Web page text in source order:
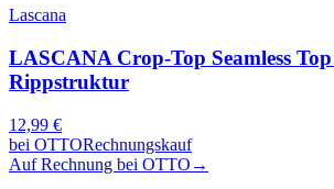
Lascana
LASCANA Crop-Top Seamless
Rippstruktur
12,99 €
bei OTTORechnungskauf
Auf Rechnung bei OTTO →